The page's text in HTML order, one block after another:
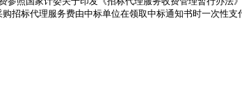
招标代理服务费由中标单位在领取中标通知书时一次性支